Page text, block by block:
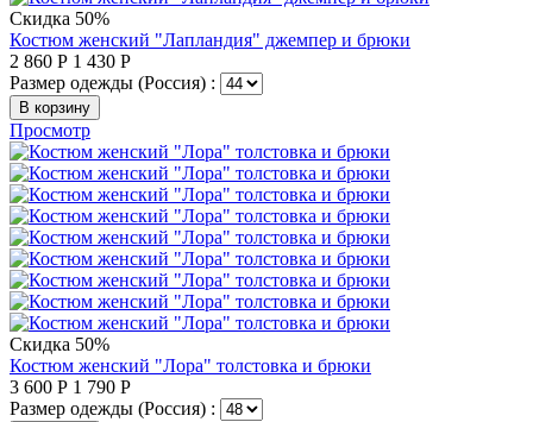
Скидка 50%
Костюм женский "Лапландия" джемпер и брюки
2 860 Р 1 430 Р
Размер одежды (Россия) :
В корзину
Просмотр
Скидка 50%
Костюм женский "Лора" толстовка и брюки
3 600 Р 1 790 Р
Размер одежды (Россия) :